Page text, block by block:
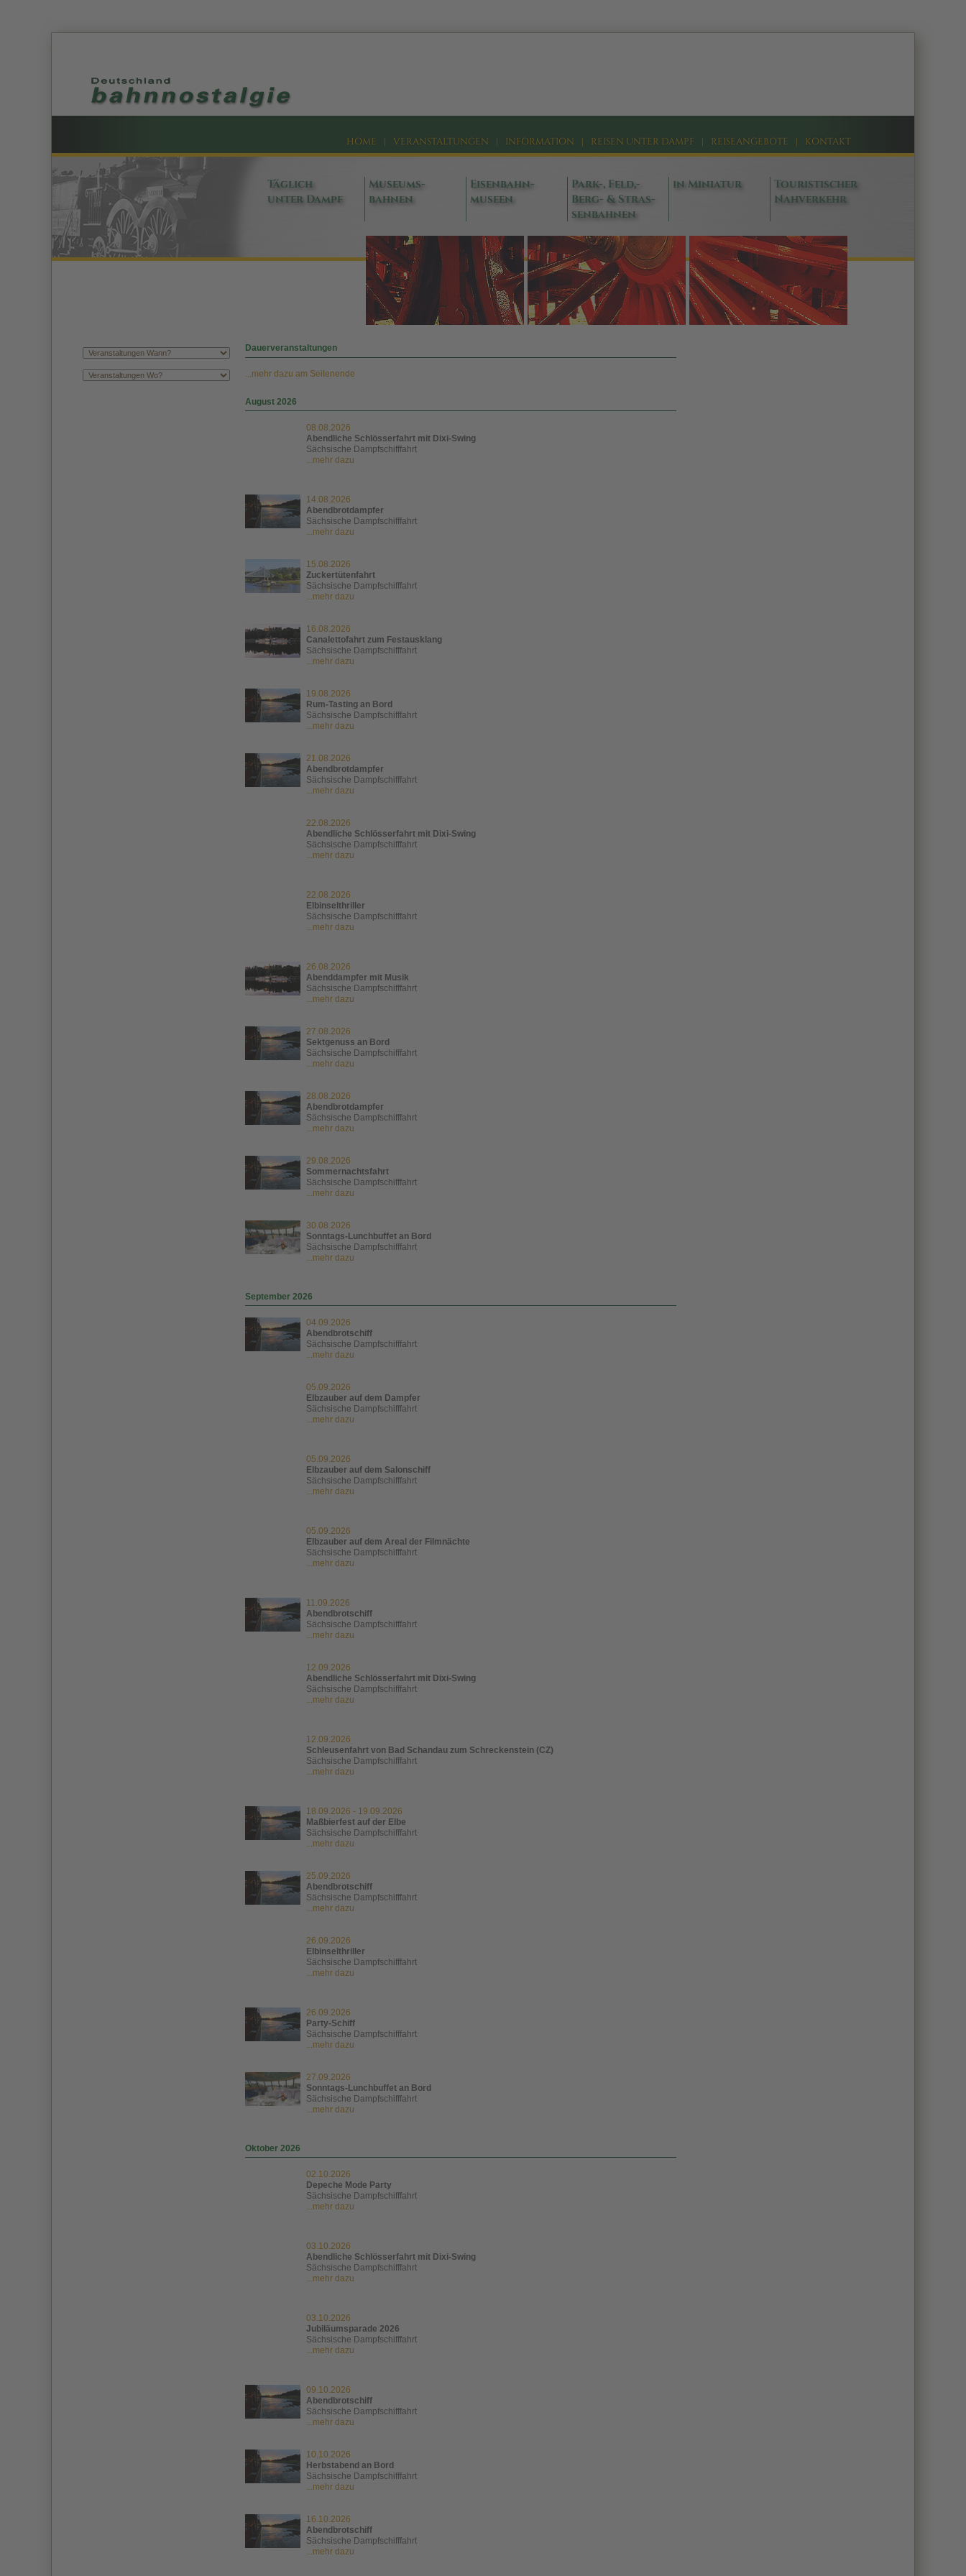
HOME | VERANSTALTUNGEN | INFORMATION | REISEN UNTER DAMPF | REISEANGEBOTE | KONTAKT
Täglich
unter Dampf
Museums-
bahnen
Eisenbahn-
museen
Park-, Feld,-
Berg- & Stras-
senbahnen
in Miniatur
Touristischer
Nahverkehr
Dauerveranstaltungen
...mehr dazu am Seitenende
August 2026
08.08.2026
Abendliche Schlösserfahrt mit Dixi-Swing
Sächsische Dampfschifffahrt
...mehr dazu
14.08.2026
Abendbrotdampfer
Sächsische Dampfschifffahrt
...mehr dazu
15.08.2026
Zuckertütenfahrt
Sächsische Dampfschifffahrt
...mehr dazu
16.08.2026
Canalettofahrt zum Festausklang
Sächsische Dampfschifffahrt
...mehr dazu
19.08.2026
Rum-Tasting an Bord
Sächsische Dampfschifffahrt
...mehr dazu
21.08.2026
Abendbrotdampfer
Sächsische Dampfschifffahrt
...mehr dazu
22.08.2026
Abendliche Schlösserfahrt mit Dixi-Swing
Sächsische Dampfschifffahrt
...mehr dazu
22.08.2026
Elbinselthriller
Sächsische Dampfschifffahrt
...mehr dazu
26.08.2026
Abenddampfer mit Musik
Sächsische Dampfschifffahrt
...mehr dazu
27.08.2026
Sektgenuss an Bord
Sächsische Dampfschifffahrt
...mehr dazu
28.08.2026
Abendbrotdampfer
Sächsische Dampfschifffahrt
...mehr dazu
29.08.2026
Sommernachtsfahrt
Sächsische Dampfschifffahrt
...mehr dazu
30.08.2026
Sonntags-Lunchbuffet an Bord
Sächsische Dampfschifffahrt
...mehr dazu
September 2026
04.09.2026
Abendbrotschiff
Sächsische Dampfschifffahrt
...mehr dazu
05.09.2026
Elbzauber auf dem Dampfer
Sächsische Dampfschifffahrt
...mehr dazu
05.09.2026
Elbzauber auf dem Salonschiff
Sächsische Dampfschifffahrt
...mehr dazu
05.09.2026
Elbzauber auf dem Areal der Filmnächte
Sächsische Dampfschifffahrt
...mehr dazu
11.09.2026
Abendbrotschiff
Sächsische Dampfschifffahrt
...mehr dazu
12.09.2026
Abendliche Schlösserfahrt mit Dixi-Swing
Sächsische Dampfschifffahrt
...mehr dazu
12.09.2026
Schleusenfahrt von Bad Schandau zum Schreckenstein (CZ)
Sächsische Dampfschifffahrt
...mehr dazu
18.09.2026 - 19.09.2026
Maßbierfest auf der Elbe
Sächsische Dampfschifffahrt
...mehr dazu
25.09.2026
Abendbrotschiff
Sächsische Dampfschifffahrt
...mehr dazu
26.09.2026
Elbinselthriller
Sächsische Dampfschifffahrt
...mehr dazu
26.09.2026
Party-Schiff
Sächsische Dampfschifffahrt
...mehr dazu
27.09.2026
Sonntags-Lunchbuffet an Bord
Sächsische Dampfschifffahrt
...mehr dazu
Oktober 2026
02.10.2026
Depeche Mode Party
Sächsische Dampfschifffahrt
...mehr dazu
03.10.2026
Abendliche Schlösserfahrt mit Dixi-Swing
Sächsische Dampfschifffahrt
...mehr dazu
03.10.2026
Jubiläumsparade 2026
Sächsische Dampfschifffahrt
...mehr dazu
09.10.2026
Abendbrotschiff
Sächsische Dampfschifffahrt
...mehr dazu
10.10.2026
Herbstabend an Bord
Sächsische Dampfschifffahrt
...mehr dazu
16.10.2026
Abendbrotschiff
Sächsische Dampfschifffahrt
...mehr dazu